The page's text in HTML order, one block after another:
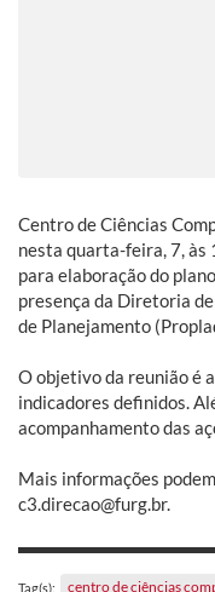
Centro de Ciências
nesta quarta-feira, 7, às
para elaboração do
presença da Diretoria
de Planejamento
O objetivo da reunião é
indicadores definidos.
acompanhamento das
Mais informações
c3.direcao@furg.br.
Tag(s): centro de ciências